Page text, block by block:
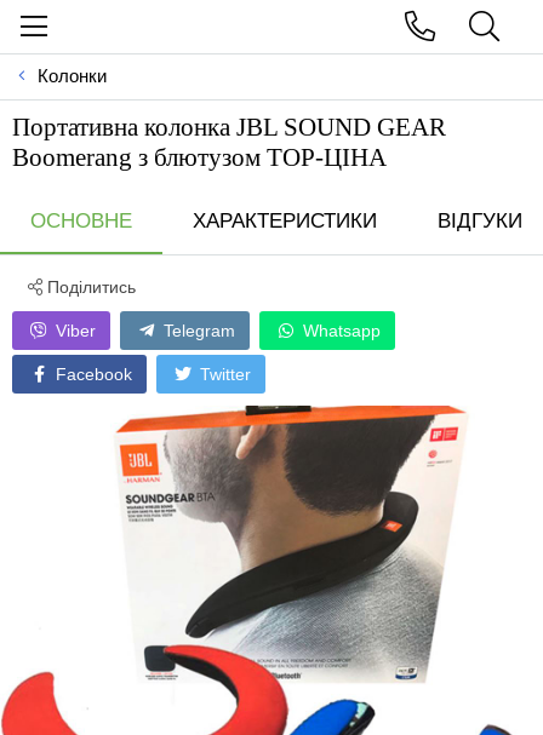
Колонки
Портативна колонка JBL SOUND GEAR
Boomerang з блютузом ТОР-ЦIНА
ОСНОВНЕ ХАРАКТЕРИСТИКИ ВІДГУКИ
Поділитись
Viber Telegram Whatsapp
Facebook Twitter